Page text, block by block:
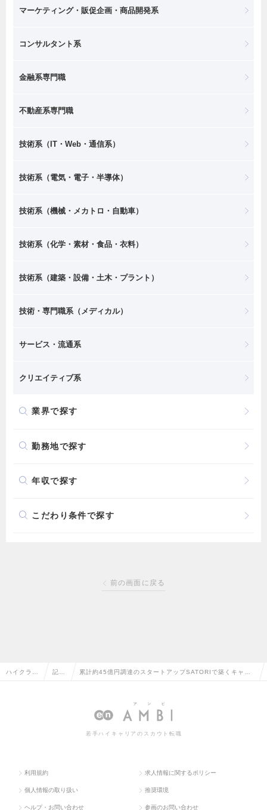
マーケティング・販促企画・商品開発系
コンサルタント系
金融系専門職
不動産系専門職
技術系（IT・Web・通信系）
技術系（電気・電子・半導体）
技術系（機械・メカトロ・自動車）
技術系（化学・素材・食品・衣料）
技術系（建築・設備・土木・プラント）
技術・専門職系（メディカル）
サービス・流通系
クリエイティブ系
業界で探す
勤務地で探す
年収で探す
こだわり条件で探す
前の画面に戻る
ハイクラス 記事 累計約45億円調達のスタートアップSATORIで築くキャリ
若手ハイキャリアのスカウト転職
利用規約 求人情報に関するポリシー
個人情報の取り扱い 推奨環境
ヘルプ・お問い合わせ 参画のお問い合わせ